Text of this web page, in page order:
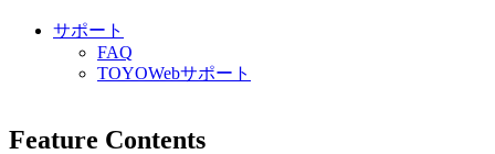
サポート
FAQ
TOYOWebサポート
Feature Contents